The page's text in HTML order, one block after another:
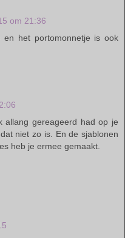
om 21:36
en het portomonnetje is ook
allang gereageerd had op je
niet zo is. En de sjablonen
heb je ermee gemaakt.